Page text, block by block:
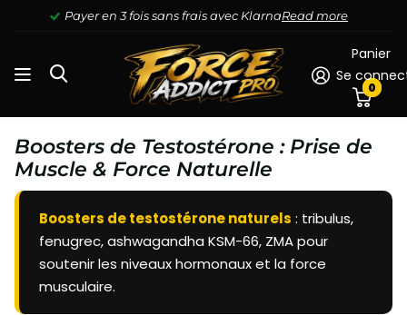
Payer en 3 fois sans frais avec KlarnaRead more
Se
Panier
0
Boosters de Testostérone : Prise de
Muscle & Force Naturelle
Boosters de testostérone naturels : tribulus,
fenugrec, ashwagandha KSM-66, ZMA pour
soutenir les niveaux hormonaux et la force
musculaire.